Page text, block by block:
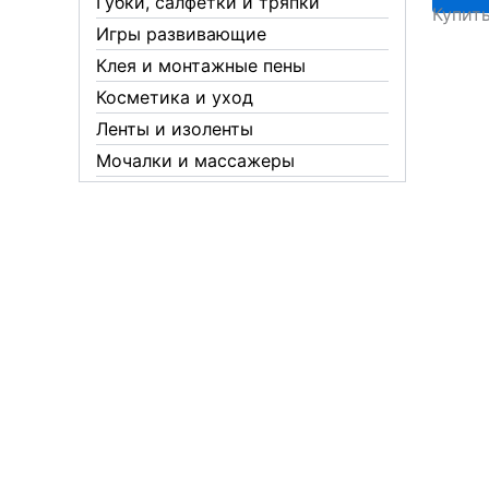
Игры развивающие
Клея и монтажные пены
Косметика и уход
Ленты и изоленты
Мочалки и массажеры
арт